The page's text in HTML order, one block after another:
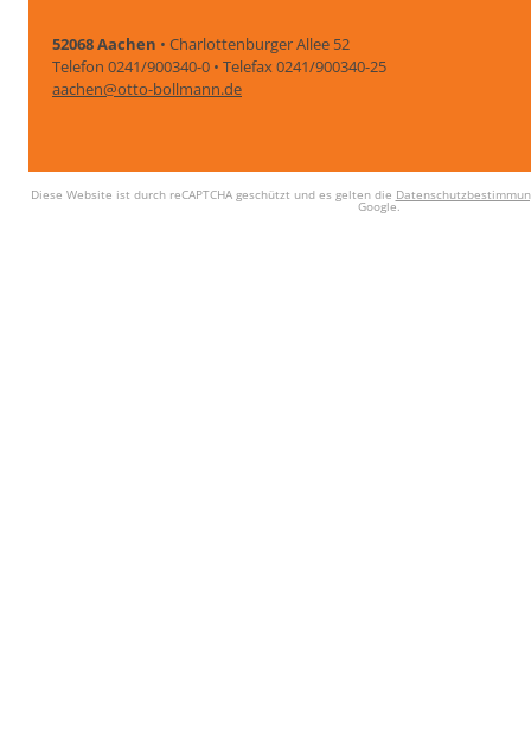
52068 Aachen • Charlottenburger Allee 52
Telefon 0241/900340-0 • Telefax 0241/900340-25
aachen@otto-bollmann.de
Diese Website ist durch reCAPTCHA geschützt und es gelten die
Google.